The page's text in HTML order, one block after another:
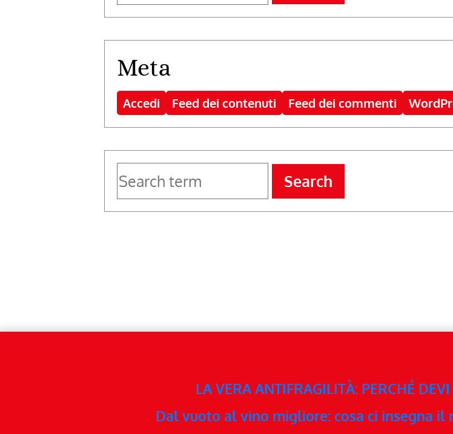
Meta
Accedi Feed dei contenuti Feed dei commenti
Search
LA VERA ANTIFRAGILITÀ: PERCHÉ
Dal vuoto al vino migliore: cosa ci insegna